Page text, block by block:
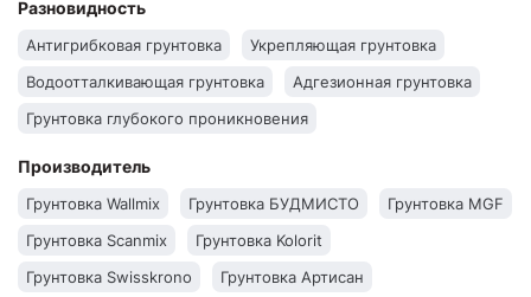
Разновидность
Антигрибковая грунтовка
Укрепляющая грунтовка
Водоотталкивающая грунтовка
Адгезионная грунтовка
Грунтовка глубокого проникновения
Производитель
Грунтовка Wallmix Грунтовка БУДМИСТО
Грунтовка MGF
Грунтовка Scanmix
Грунтовка Kolorit
Грунтовка Swisskrono
Грунтовка Артисан